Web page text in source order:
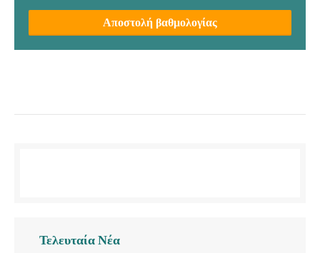
Αποστολή βαθμολογίας
Τελευταία Νέα